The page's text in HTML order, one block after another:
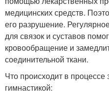
медицинских средств.
его разрушение.
для связок и суставов
кровообращение и
соединительной ткани.
Что происходит в процессе
гимнастикой: